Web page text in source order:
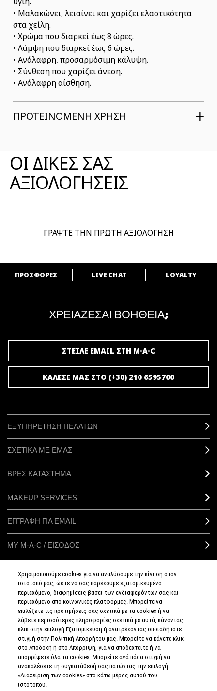
• Μαλακώνει, λειαίνει και χαρίζει ελαστικότητα
στα χείλη.
• Χρώμα που διαρκεί έως 8 ώρες.
• Λάμψη που διαρκεί έως 6 ώρες.
• Ανάλαφρη, προσαρμόσιμη κάλυψη.
• Σύνθεση που χαρίζει άνεση.
• Ανάλαφρη αίσθηση.
ΠΡΟΤΕΙΝΟΜΕΝΗ ΧΡΗΣΗ
ΟΙ ΔΙΚΕΣ ΣΑΣ
ΑΞΙΟΛΟΓΗΣΕΙΣ
ΓΡΑΨΤΕ ΤΗΝ ΠΡΩΤΗ ΑΞΙΟΛΟΓΗΣΗ
ARE YOU A M·A·C LOVER?
ΠΡΟΣΦΟΡΕΣ LIVE CHAT LOYALTY
ΧΡΕΙΑΖΕΣΑΙ ΒΟΗΘΕΙΑ;
ΣΤΕΙΛΕ EMAIL ΣΤΗ M·A·C
ΚΑΛΕΣΕ ΜΑΣ ΣΤΟ (+30) 210 6595700
ΕΞΥΠΗΡΕΤΗΣΗ ΠΕΛΑΤΩΝ
ΣΧΕΤΙΚΑ ΜΕ ΕΜΑΣ
ΒΡΕΣ ΚΑΤΑΣΤΗΜΑ
MAKEUP SERVICES
ΕΓΓΡΑΦΗ ΓΙΑ EMAIL
ΜΥ M·A·C / ΕΙΣΟΔΟΣ
ΣΥΝΔΕΘΕΙΤΕ
ΠΟΛΙΤΙΚΗ
ΑΠΟΡΡΗΤΟΥ
ΟΡΟΙ &
ΠΡΟΥΠΟΘΕΣΕΙΣ
ΟΡΟΙ
ΠΩΛΗΣΗΣ
ΠΟΛΙΤΙΚΗ
Χρησιμοποιούμε cookies για να αναλύσουμε την κίνηση στον
ιστότοπό μας, ώστε να σας παρέχουμε εξατομικευμένο
περιεχόμενο, διαφημίσεις βάσει των ενδιαφερόντων σας και
περιεχόμενο από κοινωνικές πλατφόρμες. Μπορείτε να
επιλέξετε τις προτιμήσεις σας σχετικά με τα cookies ή να
λάβετε περισσότερες πληροφορίες σχετικά με αυτά, κάνοντας
κλικ στην επιλογή Εξατομίκευση ή ανατρέχοντας οποιαδήποτε
στιγμή στην Πολιτική Απορρήτου μας. Μπορείτε να κάνετε κλικ
στο Αποδοχή ή στο Απόρριψη, για να αποδεχτείτε ή να
απορρίψετε όλα τα cookies. Μπορείτε ανά πάσα στιγμή να
ανακαλέσετε τη συγκατάθεσή σας πατώντας την επιλογή
«Διαχείριση των cookies» στο κάτω μέρος αυτού του
ιστότοπου.